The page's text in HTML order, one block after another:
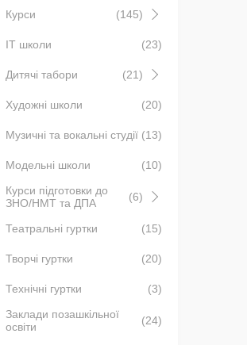
Курси (145)
IT школи (23)
Дитячі табори (21)
Художні школи (20)
Музичні та вокальні студії (13)
Модельні школи
(10)
Курси підготовки до
ЗНО/НМТ та ДПА
(6)
Театральні гуртки (15)
Творчі гуртки (20)
Технічні гуртки
(3)
Заклади позашкільної
освіти
(24)